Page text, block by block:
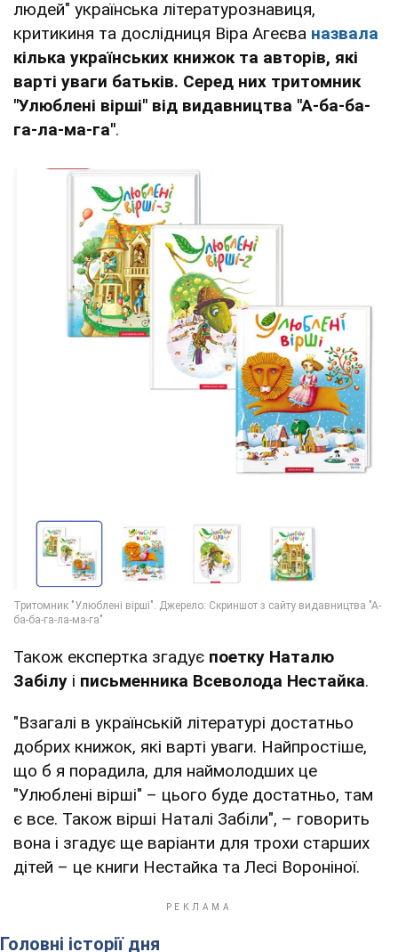
людей" українська літературознавиця,
критикиня та дослідниця Віра Агеєва назвала
кілька українських книжок та авторів, які
варті уваги батьків. Серед них тритомник
"Улюблені вірші" від видавництва "А-ба-ба-
га-ла-ма-га".
Також експертка згадує поетку Наталю
Забілу і письменника Всеволода Нестайка.
"Взагалі в українській літературі достатньо
добрих книжок, які варті уваги. Найпростіше,
що б я порадила, для наймолодших це
"Улюблені вірші" – цього буде достатньо, там
є все. Також вірші Наталі Забіли", – говорить
вона і згадує ще варіанти для трохи старших
дітей – це книги Нестайка та Лесі Вороніної.
Головні історії дня